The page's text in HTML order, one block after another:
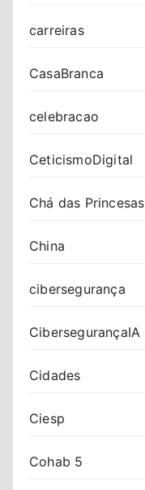
carreiras
CasaBranca
celebracao
CeticismoDigital
Chá das Princesas
China
cibersegurança
CibersegurançaIA
Cidades
Ciesp
Cohab 5